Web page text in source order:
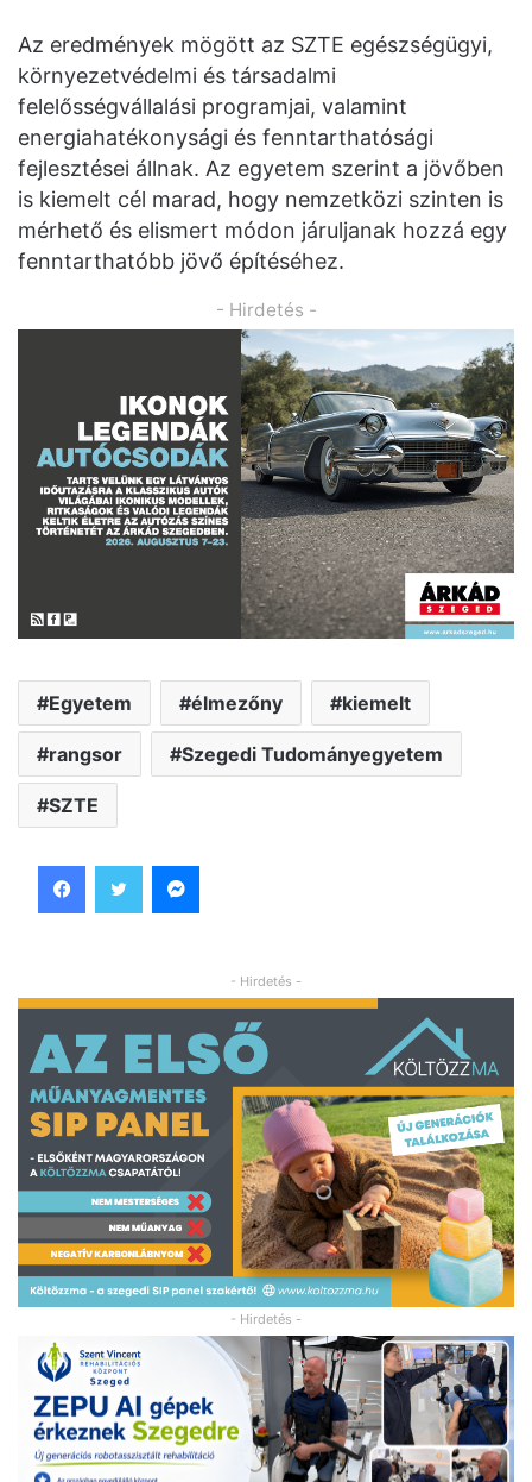
Az eredmények mögött az SZTE egészségügyi,
környezetvédelmi és társadalmi
felelősségvállalási programjai, valamint
energiahatékonysági és fenntarthatósági
fejlesztései állnak. Az egyetem szerint a jövőben
is kiemelt cél marad, hogy nemzetközi szinten is
mérhető és elismert módon járuljanak hozzá egy
fenntarthatóbb jövő építéséhez.
- Hirdetés -
Egyetem élmezőny kiemelt
rangsor Szegedi Tudományegyetem
SZTE
- Hirdetés -
- Hirdetés -